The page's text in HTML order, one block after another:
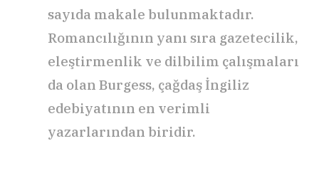
sayıda makale bulunmaktadır.
Romancılığının yanı sıra gazetecilik,
eleştirmenlik ve dilbilim çalışmaları
da olan Burgess, çağdaş İngiliz
edebiyatının en verimli
yazarlarından biridir.